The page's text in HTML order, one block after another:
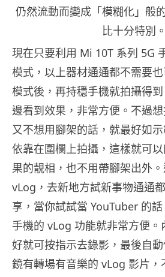
仍然流動而變成「模糊化」般
比十分特別。
現在只要利用 Mi 10T 系列 5G
模式，以上器材通通都不需要
模式後，再持穩手機就拍攝得
邊看到效果，非常方便。不過
又不想用腳架的話，就最好如
依靠在圍欄上拍攝，這樣就可
果的靚相，也不用帶腳架出外
vLog，去新地方試新事物通通
享，當你試試當 YouTuber 的
手機的 vLog 功能就非常方便
好就可按指示去錄影，最後自
鏡有轉場有音樂的 vLog 影片